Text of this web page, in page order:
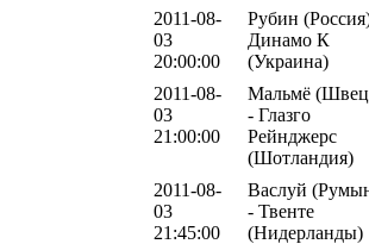
2011-08-
03
20:00:00
Рубин
Динамо К
(Украина)
2011-08-
03
21:00:00
Мальмё
- Глазго
Рейнджерс
(Шотландия)
2011-08-
03
21:45:00
Васлуй
- Твенте
(Нидерланды)